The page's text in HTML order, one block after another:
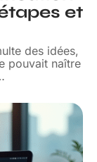
et
des idées,
pouvait naître